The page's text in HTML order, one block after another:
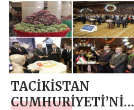
TACİKİSTAN
CUMHURİYETİ’NİN